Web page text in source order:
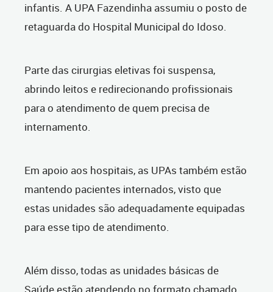
infantis. A UPA Fazendinha assumiu o posto de
retaguarda do Hospital Municipal do Idoso.
Parte das cirurgias eletivas foi suspensa,
abrindo leitos e redirecionando profissionais
para o atendimento de quem precisa de
internamento.
Em apoio aos hospitais, as UPAs também estão
mantendo pacientes internados, visto que
estas unidades são adequadamente equipadas
para esse tipo de atendimento.
Além disso, todas as unidades básicas de